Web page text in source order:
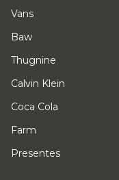
Vans
Baw
Thugnine
Calvin Klein
Coca Cola
Farm
Presentes